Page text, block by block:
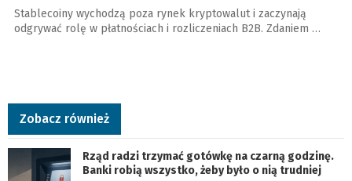
Stablecoiny wychodzą poza rynek kryptowalut i zaczynają
odgrywać rolę w płatnościach i rozliczeniach B2B. Zdaniem …
Zobacz również
Rząd radzi trzymać gotówkę na czarną godzinę.
Banki robią wszystko, żeby było o nią trudniej